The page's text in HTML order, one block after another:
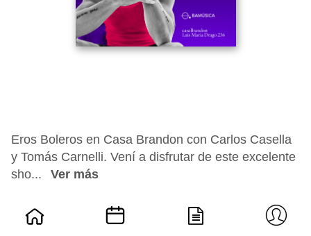
Eros Boleros en Casa Brandon con Carlos Casella
y Tomás Carnelli. Vení a disfrutar de este excelente
sho...
Ver más